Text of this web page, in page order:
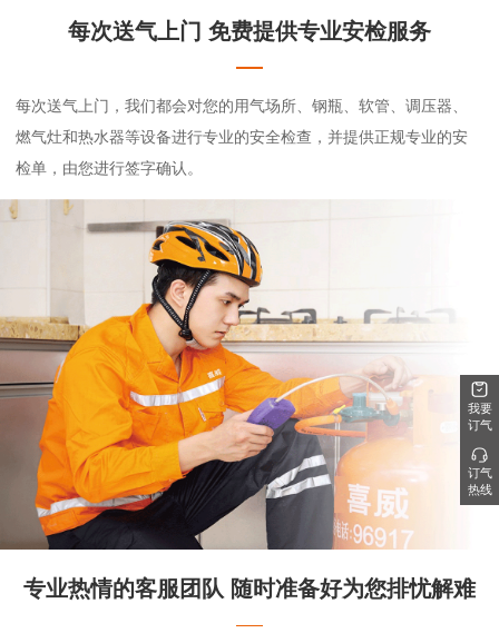
每次送气上门 免费提供专业安检服务
每次送气上门，我们都会对您的用气场所、钢瓶、软管、调压器、
燃气灶和热水器等设备进行专业的安全检查，并提供正规专业的安
检单，由您进行签字确认。
专业热情的客服团队 随时准备好为您排忧解难
我要
订气
订气
热线